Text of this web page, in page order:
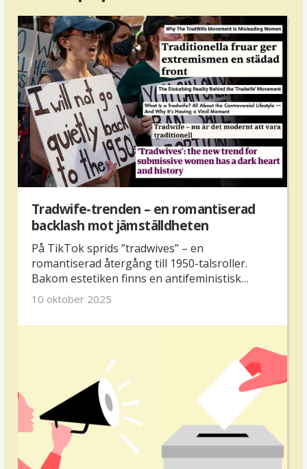
Tradwife-trenden – en romantiserad
backlash mot jämställdheten
På TikTok sprids ”tradwives” – en
romantiserad återgång till 1950-talsroller.
Bakom estetiken finns en antifeministisk
backlash som påverkar kvinnors rättigheter
10 oktober 2025